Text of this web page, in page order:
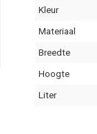
Kleur
Materiaal
Breedte
Hoogte
Liter